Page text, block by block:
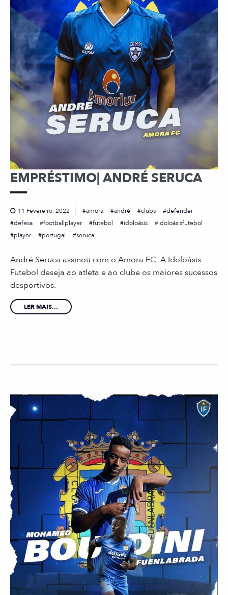
EMPRÉSTIMO| ANDRÉ SERUCA
11 Fevereiro, 2022 amora andré clubs
defender
defesa
footballplayer futebol idoloásis
idoloásisfutebol
player
portugal seruca
André Seruca assinou com o Amora FC A Idoloásis
Futebol deseja ao atleta e ao clube os maiores sucessos
desportivos.
LER MAIS...